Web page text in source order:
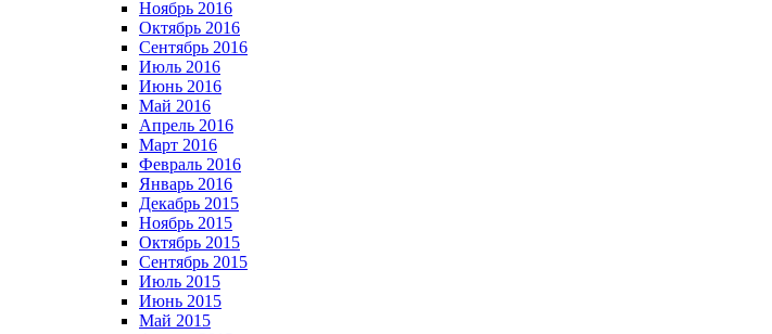
Ноябрь 2016
Октябрь 2016
Сентябрь 2016
Июль 2016
Июнь 2016
Май 2016
Апрель 2016
Март 2016
Февраль 2016
Январь 2016
Декабрь 2015
Ноябрь 2015
Октябрь 2015
Сентябрь 2015
Июль 2015
Июнь 2015
Май 2015